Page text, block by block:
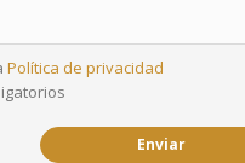
Política de privacidad
Enviar